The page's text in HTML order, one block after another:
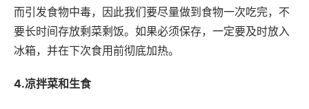
而引发食物中毒，因此我们要尽量做到食物一次吃完，不
要长时间存放剩菜剩饭。如果必须保存，一定要及时放入
冰箱，并在下次食用前彻底加热。
4.凉拌菜和生食